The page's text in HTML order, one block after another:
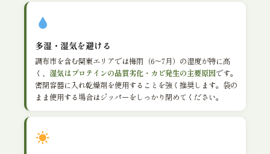
多湿・湿気を避ける
調布市を含む関東エリアでは梅雨（6〜7月）の湿度が特に高
く、 湿気はプロテインの品質劣化・カビ発生の主要原因です。
密閉容器に入れ乾燥剤を使用することを強く推奨します。袋の
まま使用する場合はジッパーをしっかり閉めてください。